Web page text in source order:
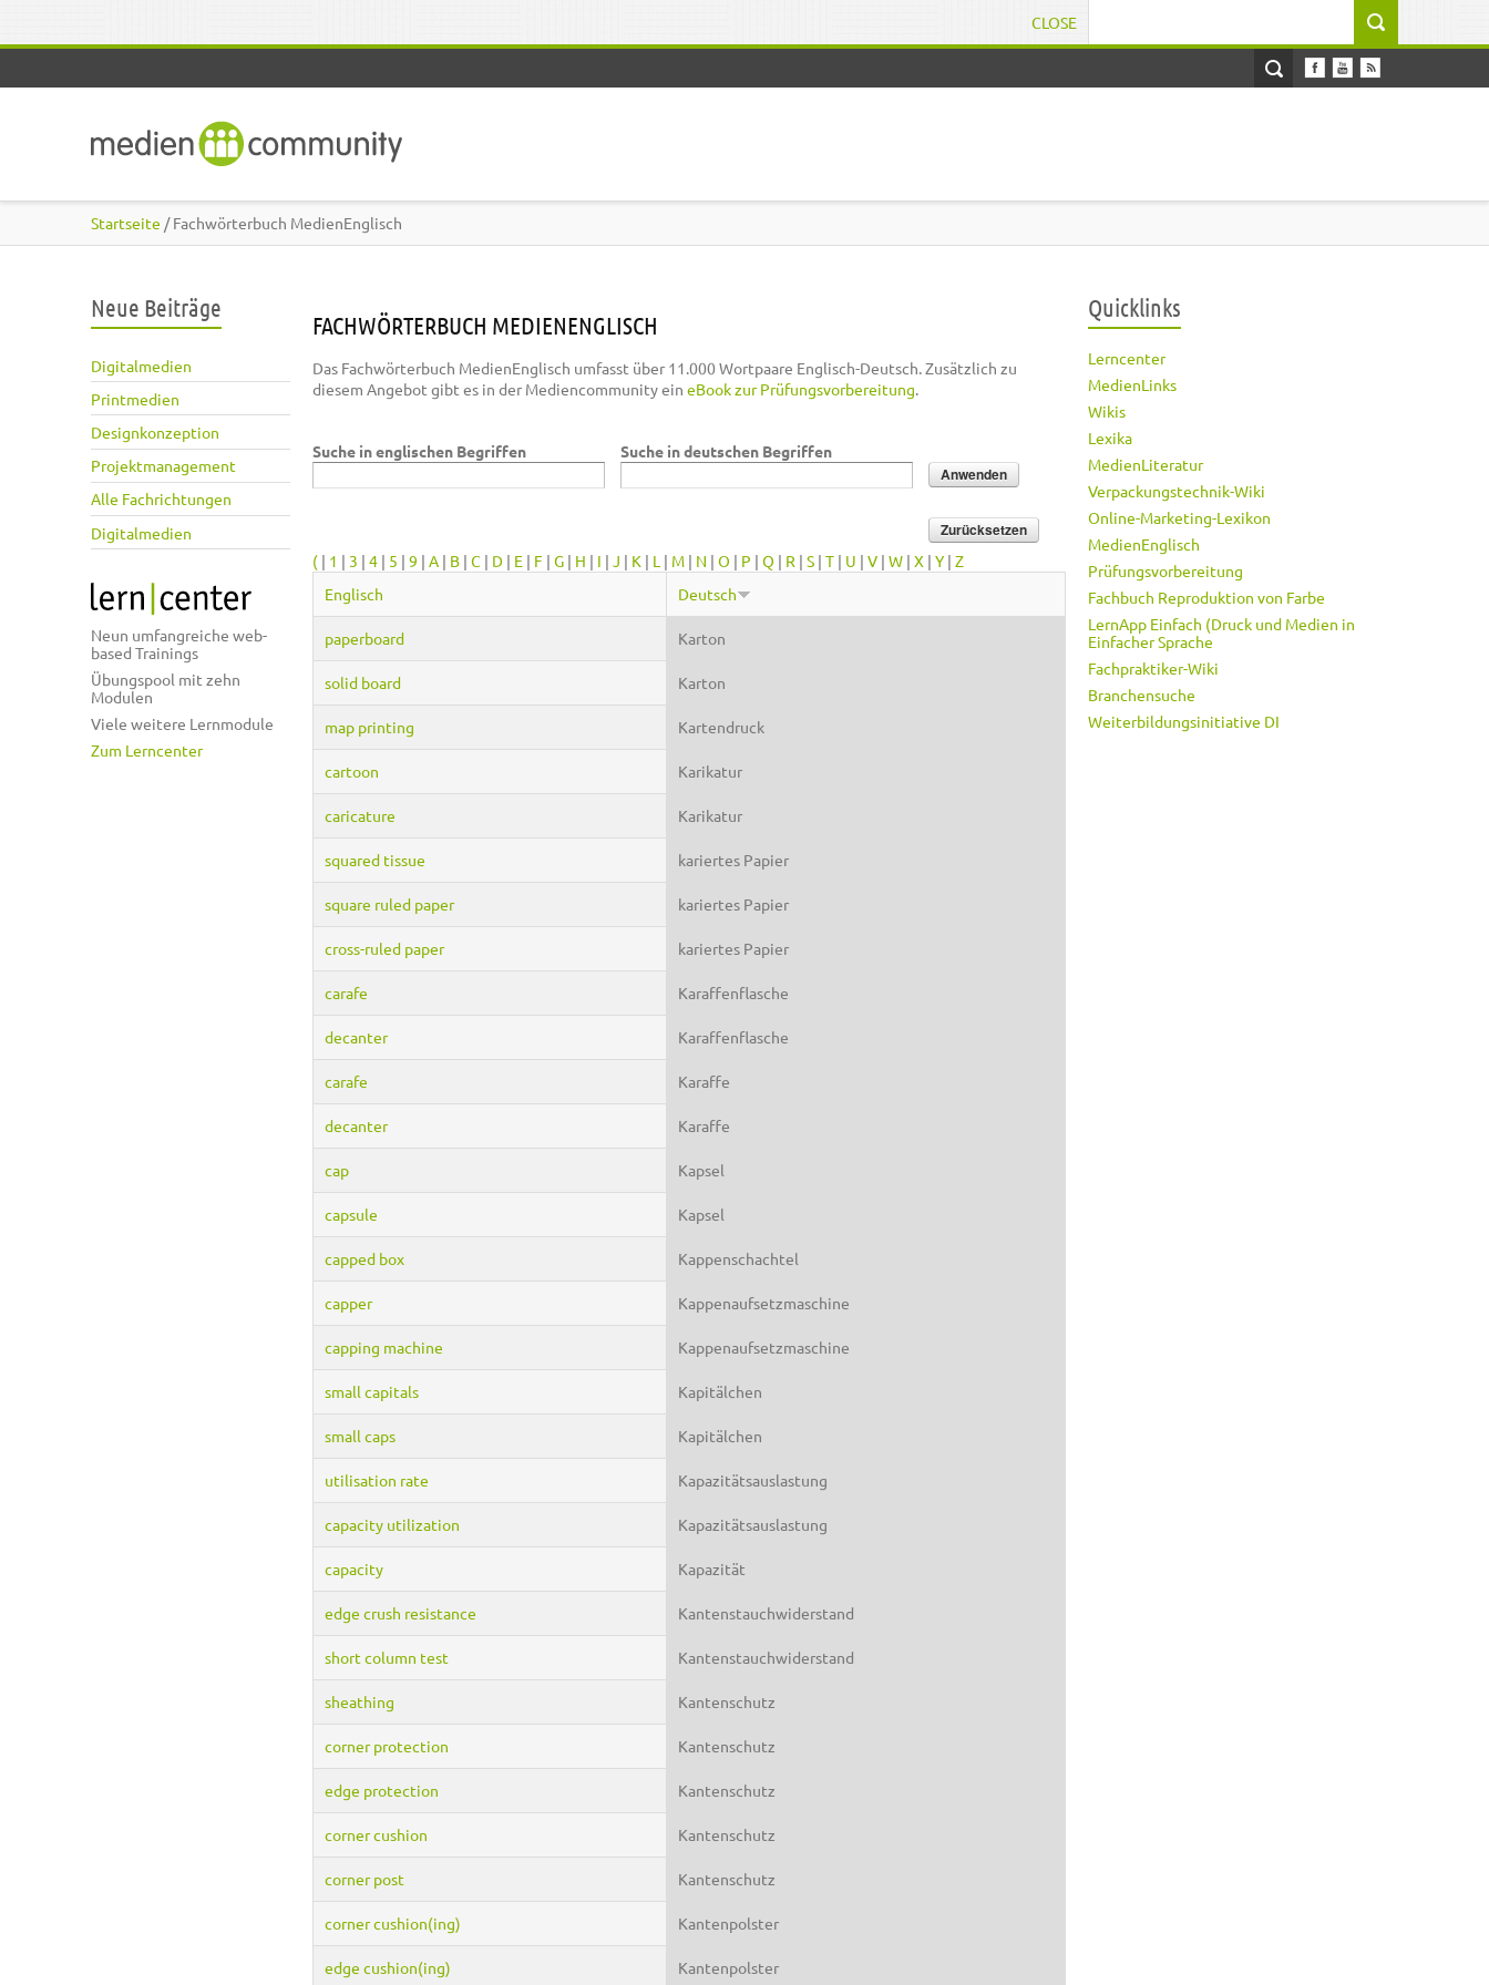
CLOSE
Startseite / Fachwörterbuch MedienEnglisch
Neue Beiträge
Digitalmedien
Printmedien
Designkonzeption
Projektmanagement
Alle Fachrichtungen
Digitalmedien
Neun umfangreiche web-
based Trainings
Übungspool mit zehn
Modulen
Viele weitere Lernmodule
Zum Lerncenter
FACHWÖRTERBUCH MEDIENENGLISCH
Das Fachwörterbuch MedienEnglisch umfasst über 11.000 Wortpaare Englisch-Deutsch. Zusätzlich zu
diesem Angebot gibt es in der Mediencommunity ein eBook zur Prüfungsvorbereitung.
Suche in englischen Begriffen Suche in deutschen Begriffen
( | 1 | 3 | 4 | 5 | 9 | A | B | C | D | E | F | G | H | I | J | K | L | M | N | O | P | Q | R | S | T | U | V | W | X | Y | Z
Englisch
Deutsch
paperboard Karton
solid board Karton
map printing Kartendruck
cartoon Karikatur
caricature Karikatur
squared tissue kariertes Papier
square ruled paper kariertes Papier
cross-ruled paper kariertes Papier
carafe Karaffenflasche
decanter Karaffenflasche
carafe Karaffe
decanter Karaffe
cap Kapsel
capsule Kapsel
capped box Kappenschachtel
capper Kappenaufsetzmaschine
capping machine Kappenaufsetzmaschine
small capitals Kapitälchen
small caps Kapitälchen
utilisation rate Kapazitätsauslastung
capacity utilization Kapazitätsauslastung
capacity Kapazität
edge crush resistance Kantenstauchwiderstand
short column test Kantenstauchwiderstand
sheathing Kantenschutz
corner protection Kantenschutz
edge protection Kantenschutz
corner cushion Kantenschutz
corner post Kantenschutz
corner cushion(ing) Kantenpolster
edge cushion(ing) Kantenpolster
Quicklinks
Lerncenter
MedienLinks
Wikis
Lexika
MedienLiteratur
Verpackungstechnik-Wiki
Online-Marketing-Lexikon
MedienEnglisch
Prüfungsvorbereitung
Fachbuch Reproduktion von Farbe
LernApp Einfach (Druck und Medien in
Einfacher Sprache
Fachpraktiker-Wiki
Branchensuche
Weiterbildungsinitiative DI